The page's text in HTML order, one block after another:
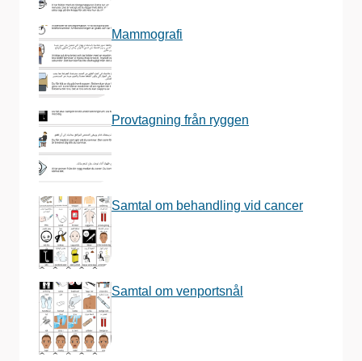
Mammografi
Provtagning från ryggen
Samtal om behandling vid cancer
Samtal om venportsnål